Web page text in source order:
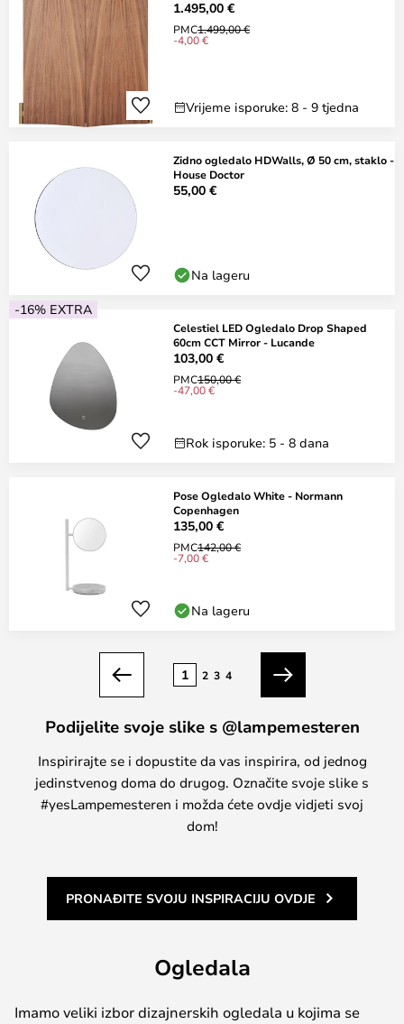
1.495,00 €
PMC1.499,00 €
-4,00 €
Vrijeme isporuke: 8 - 9 tjedna
Zidno ogledalo HDWalls, Ø 50 cm, staklo -
House Doctor
55,00 €
Na lageru
-16% EXTRA
Celestiel LED Ogledalo Drop Shaped
60cm CCT Mirror - Lucande
103,00 €
PMC150,00 €
-47,00 €
Rok isporuke: 5 - 8 dana
Pose Ogledalo White - Normann
Copenhagen
135,00 €
PMC142,00 €
-7,00 €
Na lageru
Prethodno
1 2 3 4
Sljedeći
Podijelite svoje slike s @lampemesteren
Inspirirajte se i dopustite da vas inspirira, od jednog
jedinstvenog doma do drugog. Označite svoje slike s
#yesLampemesteren i možda ćete ovdje vidjeti svoj
dom!
PRONAĐITE SVOJU INSPIRACIJU OVDJE
Ogledala
Imamo veliki izbor dizajnerskih ogledala u kojima se